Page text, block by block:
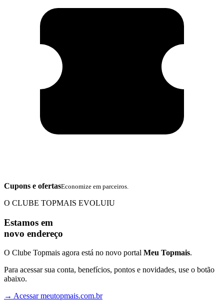
Cupons e ofertasEconomize em parceiros.
O CLUBE TOPMAIS EVOLUIU
Estamos em
novo endereço
O Clube Topmais agora está no novo portal Meu Topmais.
Para acessar sua conta, benefícios, pontos e novidades, use o botão
abaixo.
→ Acessar meutopmais.com.br